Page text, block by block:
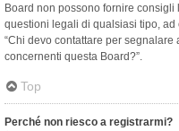
Board non possono fornire
questioni legali di qualsiasi tipo,
“Chi devo contattare per
concernenti questa Board?”.
Top
Perché non riesco a registrarmi?